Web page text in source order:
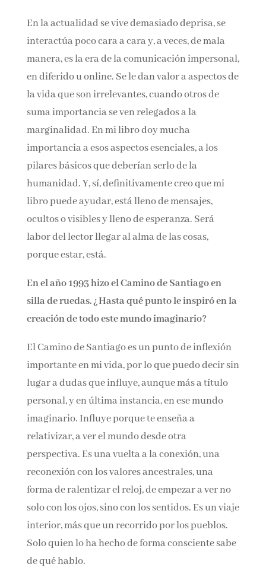
En la actualidad se vive demasiado deprisa, se
interactúa poco cara a cara y, a veces, de mala
manera, es la era de la comunicación
impersonal, en diferido u online. Se le dan
valor a aspectos de la vida que son irrelevantes,
cuando otros de suma importancia se ven
relegados a la marginalidad. En mi libro doy
mucha importancia a esos aspectos esenciales,
a los pilares básicos que deberían serlo de la
humanidad. Y, sí, definitivamente creo que mi
libro puede ayudar, está lleno de mensajes,
ocultos o visibles y lleno de esperanza. Será
labor del lector llegar al alma de las cosas,
En el año 1993 hizo el Camino de Santiago en
silla de ruedas. ¿Hasta qué punto le inspiró en
El Camino de Santiago es un punto de inflexión
importante en mi vida, por lo que puedo decir
sin lugar a dudas que influye, aunque más a
título personal, y en última instancia, en ese
mundo imaginario. Influye porque te enseña a
relativizar, a ver el mundo desde otra
perspectiva. Es una vuelta a la conexión, una
reconexión con los valores ancestrales, una
forma de ralentizar el reloj, de empezar a ver no
solo con los ojos, sino con los sentidos. Es un
viaje interior, más que un recorrido por los
pueblos. Solo quien lo ha hecho de forma